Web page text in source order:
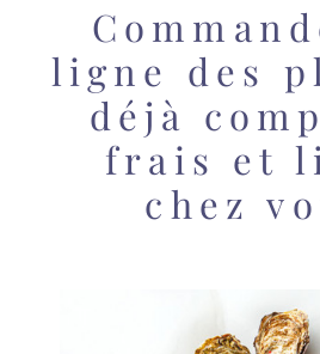
ligne des
déjà
frais et
chez